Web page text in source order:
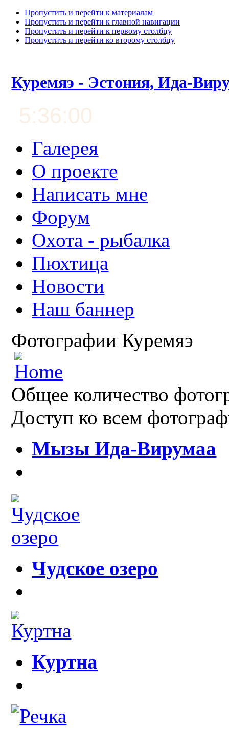
Пропустить и перейти к материалам
Пропустить и перейти к главной навигации
Пропустить и перейти к первому столбцу
Пропустить и перейти ко второму столбцу
Куремяэ - Эстония, Ида-
5:36:01
Галерея
О проекте
Написать мне
Форум
Охота - рыбалка
Пюхтица
Новости
Наш баннер
Фотографии Куремяэ
Общее количество
Доступ ко всем
Мызы Ида-Вирумаа
Чудское озеро
Куртна